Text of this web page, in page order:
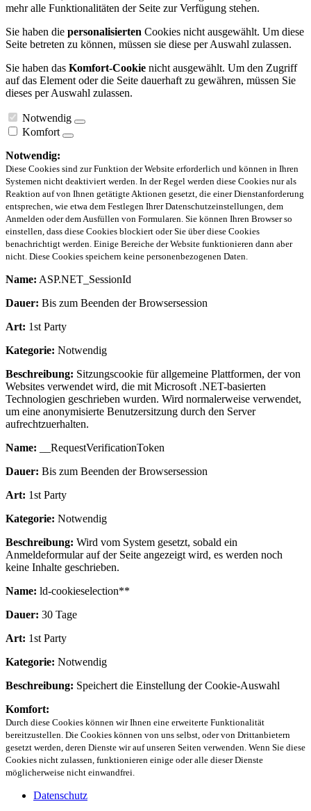
mehr alle Funktionalitäten der Seite zur Verfügung stehen.
Sie haben die personalisierten Cookies nicht ausgewählt. Um diese
Seite betreten zu können, müssen sie diese per Auswahl zulassen.
Sie haben das Komfort-Cookie nicht ausgewählt. Um den Zugriff
auf das Element oder die Seite dauerhaft zu gewähren, müssen Sie
dieses per Auswahl zulassen.
Notwendig
Komfort
Notwendig:
Diese Cookies sind zur Funktion der Website erforderlich und können in Ihren
Systemen nicht deaktiviert werden. In der Regel werden diese Cookies nur als
Reaktion auf von Ihnen getätigte Aktionen gesetzt, die einer Dienstanforderung
entsprechen, wie etwa dem Festlegen Ihrer Datenschutzeinstellungen, dem
Anmelden oder dem Ausfüllen von Formularen. Sie können Ihren Browser so
einstellen, dass diese Cookies blockiert oder Sie über diese Cookies
benachrichtigt werden. Einige Bereiche der Website funktionieren dann aber
nicht. Diese Cookies speichern keine personenbezogenen Daten.
Name: ASP.NET_SessionId
Dauer: Bis zum Beenden der Browsersession
Art: 1st Party
Kategorie: Notwendig
Beschreibung: Sitzungscookie für allgemeine Plattformen, der von
Websites verwendet wird, die mit Microsoft .NET-basierten
Technologien geschrieben wurden. Wird normalerweise verwendet,
um eine anonymisierte Benutzersitzung durch den Server
aufrechtzuerhalten.
Name: __RequestVerificationToken
Dauer: Bis zum Beenden der Browsersession
Art: 1st Party
Kategorie: Notwendig
Beschreibung: Wird vom System gesetzt, sobald ein
Anmeldeformular auf der Seite angezeigt wird, es werden noch
keine Inhalte geschrieben.
Name: ld-cookieselection**
Dauer: 30 Tage
Art: 1st Party
Kategorie: Notwendig
Beschreibung: Speichert die Einstellung der Cookie-Auswahl
Komfort:
Durch diese Cookies können wir Ihnen eine erweiterte Funktionalität
bereitzustellen. Die Cookies können von uns selbst, oder von Drittanbietern
gesetzt werden, deren Dienste wir auf unseren Seiten verwenden. Wenn Sie diese
Cookies nicht zulassen, funktionieren einige oder alle dieser Dienste
möglicherweise nicht einwandfrei.
Datenschutz